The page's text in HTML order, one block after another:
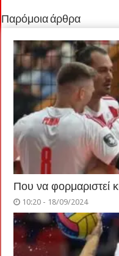
Παρόμοια άρθρα
Που να φορμαριστεί
10:20 - 18/09/2024